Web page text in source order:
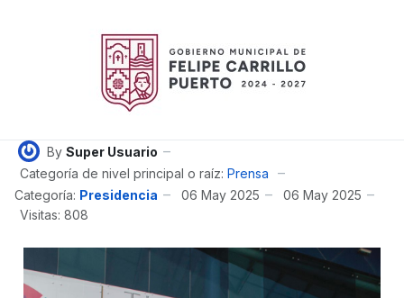
By Super Usuario
Categoría de nivel principal o raíz: Prensa
Categoría: Presidencia 06 May 2025
06 May 2025
Visitas: 808